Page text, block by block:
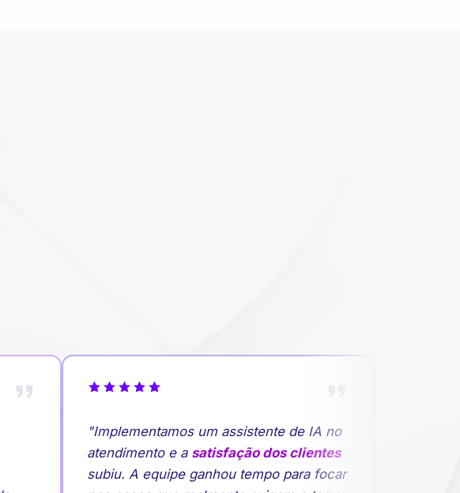
"Implementamos um assistente de IA no
atendimento e a satisfação dos clientes
subiu. A equipe ganhou tempo para focar